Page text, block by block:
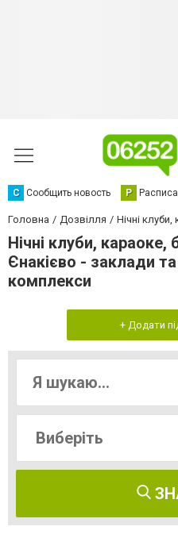
С Сообщить новость Р
Головна Дозвілля Нічні клуби,
Нічні клуби, караоке,
Єнакієво - заклади
комплекси
+ Додати